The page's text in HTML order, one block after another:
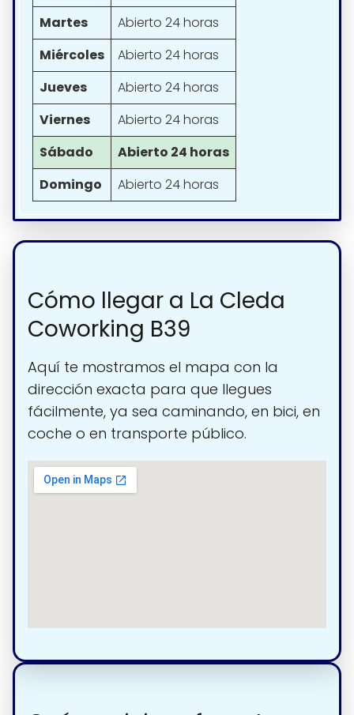
Martes
Abierto 24 horas
Miércoles
Abierto 24 horas
Jueves
Abierto 24 horas
Viernes
Abierto 24 horas
Sábado
Abierto 24 horas
Domingo
Abierto 24 horas
Cómo llegar a La Cleda
Coworking B39
Aquí te mostramos el mapa con la
dirección exacta para que llegues
fácilmente, ya sea caminando, en bici, en
coche o en transporte público.